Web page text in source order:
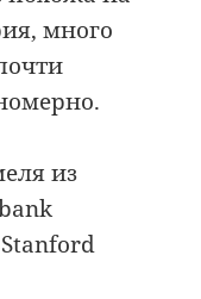
много
из